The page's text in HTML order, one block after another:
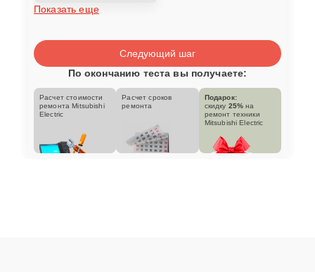
Показать еще
Следующий шаг
По окончанию теста вы получаете:
Расчет стоимости
ремонта Mitsubishi
Electric
Расчет сроков
ремонта
Подарок:
скидку 25% на
ремонт техники
Mitsubishi Electric